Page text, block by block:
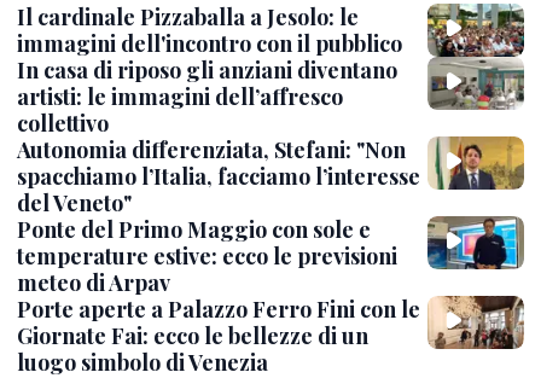
Il cardinale Pizzaballa a Jesolo: le
immagini dell'incontro con il pubblico
In casa di riposo gli anziani diventano
artisti: le immagini dell’affresco
collettivo
Autonomia differenziata, Stefani: "Non
spacchiamo l’Italia, facciamo l’interesse
del Veneto"
Ponte del Primo Maggio con sole e
temperature estive: ecco le previsioni
meteo di Arpav
Porte aperte a Palazzo Ferro Fini con le
Giornate Fai: ecco le bellezze di un
luogo simbolo di Venezia